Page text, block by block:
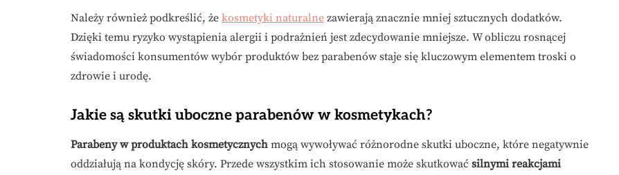
Należy również podkreślić, że kosmetyki naturalne zawierają znacznie mniej sztucznych dodatków.
Dzięki temu ryzyko wystąpienia alergii i podrażnień jest zdecydowanie mniejsze. W obliczu rosnącej
świadomości konsumentów wybór produktów bez parabenów staje się kluczowym elementem troski o
zdrowie i urodę.
Jakie są skutki uboczne parabenów w kosmetykach?
Parabeny w produktach kosmetycznych mogą wywoływać różnorodne skutki uboczne, które negatywnie
oddziałują na kondycję skóry. Przede wszystkim ich stosowanie może skutkować silnymi reakcjami